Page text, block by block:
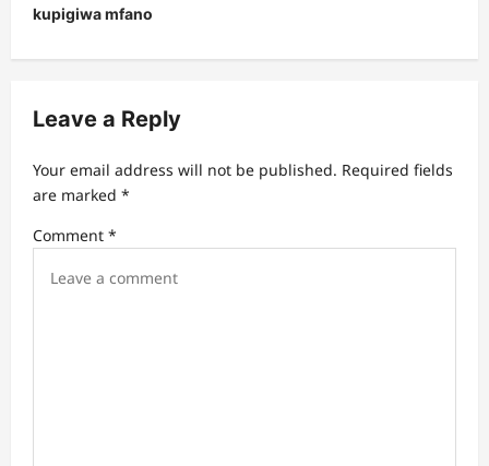
n
a
i
a
i
kupigiwa mfano
Leave a Reply
Your email address will not be published. Required fields
are marked *
Comment *